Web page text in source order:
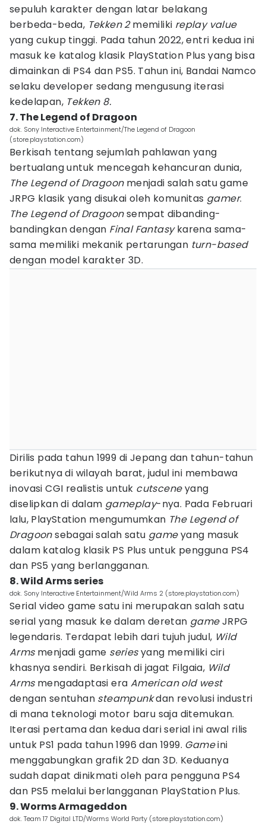
sepuluh karakter dengan latar belakang
berbeda-beda, Tekken 2memiliki replay value
yang cukup tinggi. Pada tahun 2022, entri kedua ini
masuk ke katalog klasik PlayStation Plus yang bisa
dimainkan di PS4 dan PS5. Tahun ini, Bandai Namco
selaku developer sedang mengusung iterasi
kedelapan, Tekken 8.
7. The Legend of Dragoon
dok. Sony Interactive Entertainment/The Legend of Dragoon
(store.playstation.com)
Berkisah tentang sejumlah pahlawan yang
bertualang untuk mencegah kehancuran dunia,
The Legend of Dragoonmenjadi salah satu game
JRPG klasik yang disukai oleh komunitas gamer.
The Legend of Dragoonsempat dibanding-
bandingkan dengan Final Fantasykarena sama-
sama memiliki mekanik pertarungan turn-based
dengan model karakter 3D.
Dirilis pada tahun 1999 di Jepang dan tahun-tahun
berikutnya di wilayah barat, judul ini membawa
inovasi CGI realistis untuk cutsceneyang
diselipkan di dalam gameplay-nya. Pada Februari
lalu, PlayStation mengumumkan The Legend of
Dragoonsebagai salah satu gameyang masuk
dalam katalog klasik PS Plus untuk pengguna PS4
dan PS5 yang berlangganan.
8. Wild Arms series
dok. Sony Interactive Entertainment/Wild Arms 2 (store.playstation.com)
Serial video game satu ini merupakan salah satu
serial yang masuk ke dalam deretan gameJRPG
legendaris. Terdapat lebih dari tujuh judul, Wild
Armsmenjadi game seriesyang memiliki ciri
khasnya sendiri. Berkisah di jagat Filgaia, Wild
Armsmengadaptasi era American old west
dengan sentuhan steampunkdan revolusi industri
di mana teknologi motor baru saja ditemukan.
Iterasi pertama dan kedua dari serial ini awal rilis
untuk PS1 pada tahun 1996 dan 1999. Gameini
menggabungkan grafik 2D dan 3D. Keduanya
sudah dapat dinikmati oleh para pengguna PS4
dan PS5 melalui berlangganan PlayStation Plus.
9. Worms Armageddon
dok. Team 17 Digital LTD/Worms World Party (store.playstation.com)